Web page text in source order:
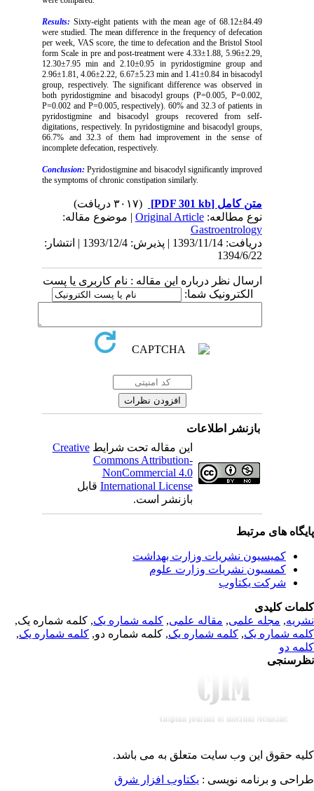
Results:Sixty-eight patients with the mean age of 68.12±84.49
were studied. The mean difference in the frequency of defecation
per week, VAS score, the time to defecation and the Bristol Stool
form Scale in pre and post-treatment were 4.33±1.88, 5.96±2.29,
12.30±7.95 min and 2.10±0.95 in pyridostigmine group and
2.96±1.81, 4.06±2.22, 6.67±5.23 min and 1.41±0.84 in bisacodyl
group, respectively. The significant difference was observed in
both pyridostigmine and bisacodyl groups (P=0.005, P=0.002,
P=0.002 and P=0.005, respectively). 60% and 32.3 of patients in
pyridostigmine and bisacodyl groups recovered from self-
digitations, respectively. In pyridostigmine and bisacodyl groups,
66.7% and 32.3 of them had improvement in the sense of
incomplete defecation, respectively.
Conclusion:Pyridostigmine and bisacodyl significantly improved
the symptoms of chronic constipation similarly.
متن کامل[PDF 301 kb]
نوع مطالعه:Original Article| موضوع مقاله:
Gastroentrology
دریافت: 1393/11/14 | پذیرش: 1393/12/4 | انتشار:
1394/6/22
ارسال نظر درباره این مقاله : نام کاربری یا پست
الکترونیک شما:
بازنشر اطلاعات
این مقاله تحت شرایطCreative
Commons Attribution-
NonCommercial 4.0
International Licenseقابل
بازنشر است.
های مرتبط
کمیسیون نشریات وزارت بهداشت
کمسیون نشریات وزارت علوم
شرکت یکتاوب
کلیدی
,مجله علمی, مقاله علمی, کلمه شماره یک, کلمه شماره یک,
شماره یک,کلمه شماره یک, کلمه شماره دو,کلمه شماره یک,
دو
حقوق این وب سایت متعلق بهمی باشد.
و برنامه نویسی : یکتاوب افزار شرق